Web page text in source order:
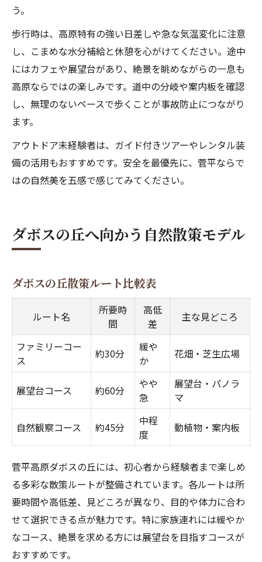
う。
歩行時は、高原特有の強い日差しや急な気温変化に注意
し、こまめな水分補給と休憩を心がけてください。途中
にはカフェや展望台があり、絶景を眺めながらの一息も
高原ならではの楽しみです。道中の分岐や案内板を確認
し、無理のないペースで歩くことが事故防止につながり
ます。
アウトドア未経験者は、ガイド付きツアーやレンタル装
備の活用もおすすめです。安全を最優先に、菅平ならで
はの自然美を五感で感じてみてください。
ダボスの丘へ向かう自然散策モデル
ダボスの丘散策ルート比較表
ルート名
所要時
間
高低
差
主な見どころ
ファミリーコー
ス
約30分
緩や
か
花畑・芝生広場
展望台コース 約60分
やや
急
展望台・パノラ
マ
自然観察コース 約45分
中程
度
動植物・案内板
菅平高原ダボスの丘には、初心者から経験者まで楽しめ
る多彩な散策ルートが整備されています。各ルートは所
要時間や高低差、見どころが異なり、目的や体力に合わ
せて選択できる点が魅力です。特に家族連れには緩やか
なコース、絶景を求める方には展望台を目指すコースが
おすすめです。